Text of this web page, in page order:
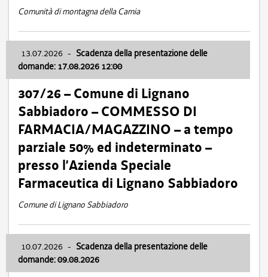
Comunità di montagna della Carnia
13.07.2026 - Scadenza della presentazione delle
domande: 17.08.2026 12:00
307/26 – Comune di Lignano
Sabbiadoro – COMMESSO DI
FARMACIA/MAGAZZINO – a tempo
parziale 50% ed indeterminato –
presso l’Azienda Speciale
Farmaceutica di Lignano Sabbiadoro
Comune di Lignano Sabbiadoro
10.07.2026 - Scadenza della presentazione delle
domande: 09.08.2026